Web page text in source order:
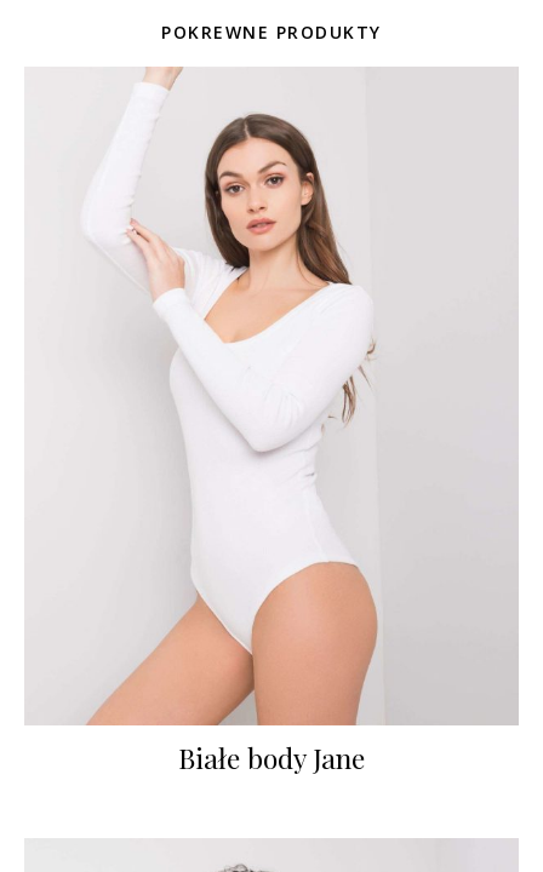
POKREWNE PRODUKTY
Białe body Jane